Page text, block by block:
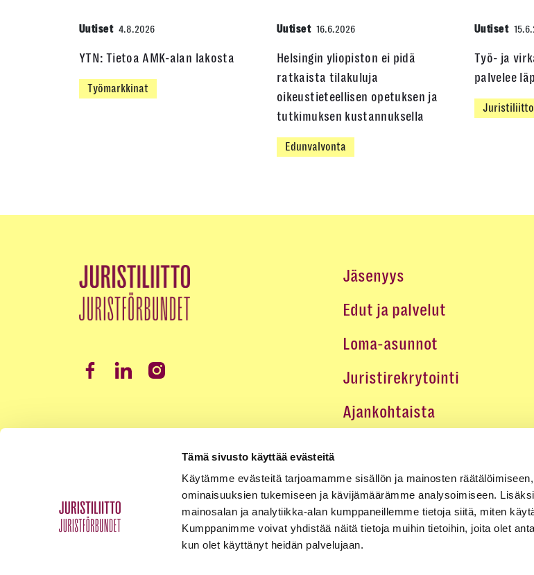
Tämä sivusto käyttää evästeitä
Käytämme evästeitä tarjoamamme sisällön ja mainosten
ominaisuuksien tukemiseen ja kävijämäärämme analysoimiseen.
mainosalan ja analytiikka-alan kumppaneillemme tietoja siitä, miten
Kumppanimme voivat yhdistää näitä tietoja muihin tietoihin, joita olet
kun olet käyttänyt heidän palvelujaan.
Uutiset 4.8.2026
YTN: Tietoa AMK-alan lakosta
Työmarkkinat
Uutiset 16.6.2026
Helsingin yliopiston ei pidä
ratkaista tilakuluja
oikeustieteellisen opetuksen ja
tutkimuksen kustannuksella
Edunvalvonta
Uutiset
Työ- ja
palvelee
Juristiliitto
Jäsenyys
Edut ja palvelut
Loma-asunnot
Juristirekrytointi
Ajankohtaista
Koulutukset ja tapahtumat
Yhteystiedot